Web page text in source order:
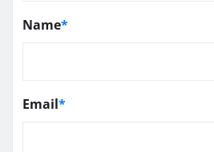
Name*
Email*